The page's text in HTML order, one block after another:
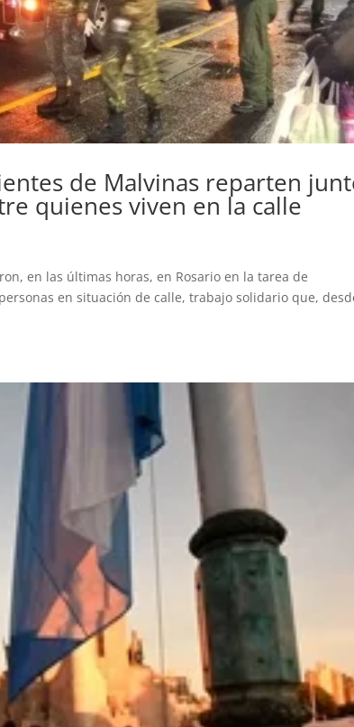
de Malvinas reparten
quienes viven en la calle
en las últimas horas, en Rosario en la tarea de
en situación de calle, trabajo solidario que,